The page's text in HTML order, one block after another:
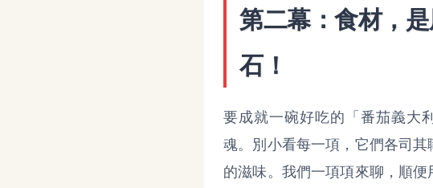
第二幕：食材，
石！
要成就一碗好吃的「番茄義大
魂。別小看每一項，它們各司
的滋味。我們一項項來聊，順